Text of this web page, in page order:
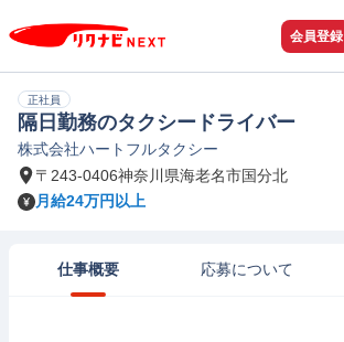
会員登録
正社員
隔日勤務のタクシードライバー
株式会社ハートフルタクシー
〒243-0406神奈川県海老名市国分北
月給24万円以上
仕事概要 応募について